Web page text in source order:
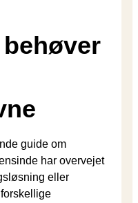
guide om
har overvejet
eller